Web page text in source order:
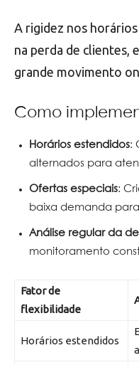
A rigidez nos
na perda de clientes,
grande movimento
Como
Horários estendidos:
alternados para
Ofertas especiais:
baixa demanda
Análise regular da
monitoramento
Fator de
flexibilidade
Horários estendidos